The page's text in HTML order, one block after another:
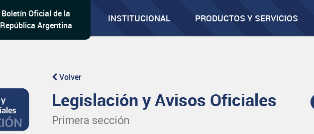
Boletín Oficial de la
República Argentina
INSTITUCIONAL PRODUCTOS Y SERVICIOS
Volver
Legislación y Avisos Oficiales
Primera sección